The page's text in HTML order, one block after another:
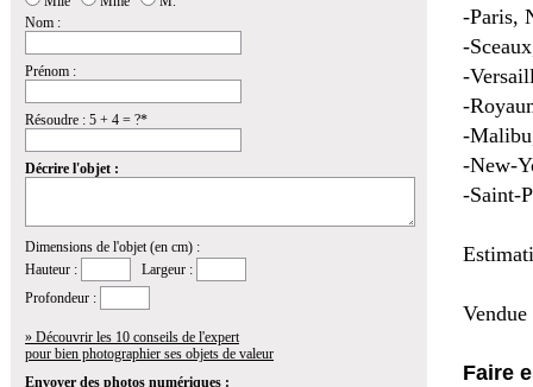
Nom :
Prénom :
Résoudre : 5 + 4 = ?*
Décrire l'objet :
Dimensions de l'objet (en cm) :
Hauteur :
Largeur :
Profondeur :
» Découvrir les 10 conseils de l'expert
pour bien photographier ses objets de valeur
Envoyer des photos numériques :
-Paris,
-
-
-
-
-New-
-Saint-
Faire